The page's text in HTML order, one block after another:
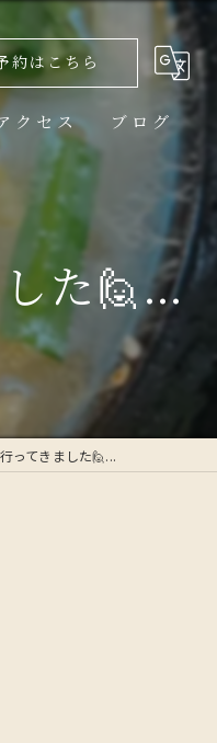
約はこちら
クセス ブログ
た🙋‍...
ってきました🙋‍...